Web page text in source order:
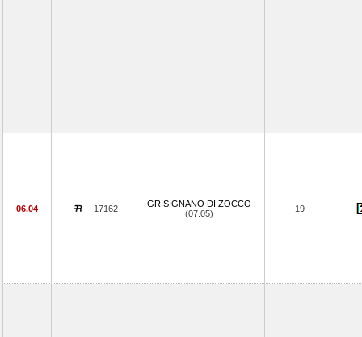
06.04 17162
GRISIGNANO DI ZOCCO
(07.05)
19